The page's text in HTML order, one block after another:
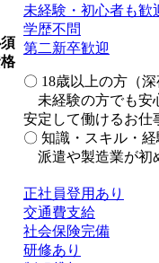
未経験・初心者も歓
学歴不問
第二新卒歓迎
〇 18歳以上の方（
未経験の方でも安
安定して働けるお
〇 知識・スキル・経
派遣や製造業が初
正社員登用あり
交通費支給
社会保険完備
研修あり